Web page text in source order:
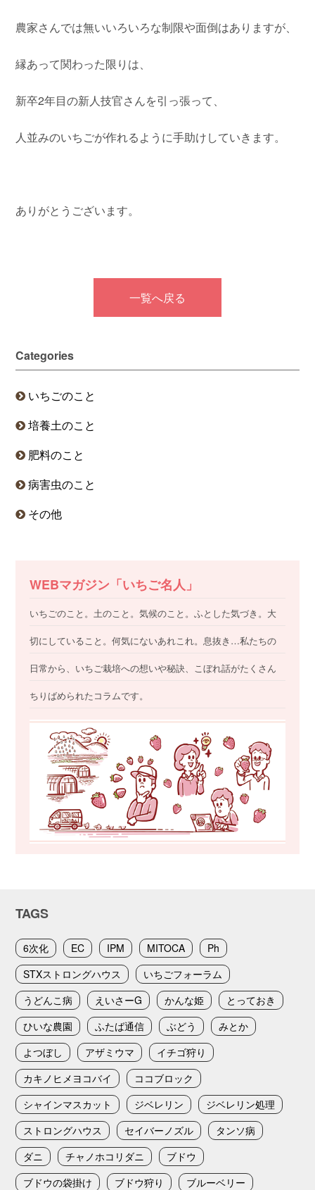
農家さんでは無いいろいろな制限や面倒はありますが、
縁あって関わった限りは、
新卒2年目の新人技官さんを引っ張って、
人並みのいちごが作れるように手助けしていきます。
ありがとうございます。
一覧へ戻る
Categories
いちごのこと
培養土のこと
肥料のこと
病害虫のこと
その他
WEBマガジン「いちご名人」
いちごのこと。土のこと。気候のこと。ふとした気づき。大
切にしていること。何気にないあれこれ。息抜き…私たちの
日常から、いちご栽培への想いや秘訣、こぼれ話がたくさん
ちりばめられたコラムです。
TAGS
6次化 EC IPM MITOCA
Ph
STXストロングハウス
いちごフォーラム
うどんこ病
えいさーG かんな姫
とっておき
ひいな農園
ふたば通信 ぶどう
みとか
よつぼし
アザミウマ
イチゴ狩り
カキノヒメヨコバイ
ココブロック
シャインマスカット
ジベレリン
ジベレリン処理
ストロングハウス
セイバーノズル
タンソ病
ダニ
チャノホコリダニ
ブドウ
ブドウの袋掛け
ブドウ狩り
ブルーベリー